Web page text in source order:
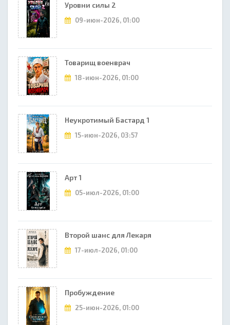
Уровни силы 2
09-июн-2026, 01:00
Товарищ военврач
18-июн-2026, 01:00
Неукротимый Бастард 1
15-июн-2026, 03:57
Арт 1
05-июл-2026, 01:00
Второй шанс для Лекаря
17-июл-2026, 01:00
Пробуждение
25-июн-2026, 01:00